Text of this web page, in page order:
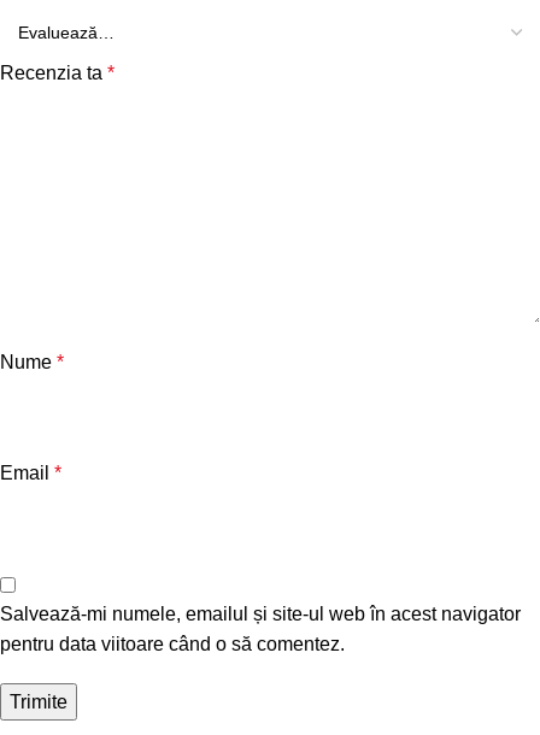
Recenzia ta *
Nume *
Email *
Salvează-mi numele, emailul și site-ul web în acest navigator
pentru data viitoare când o să comentez.